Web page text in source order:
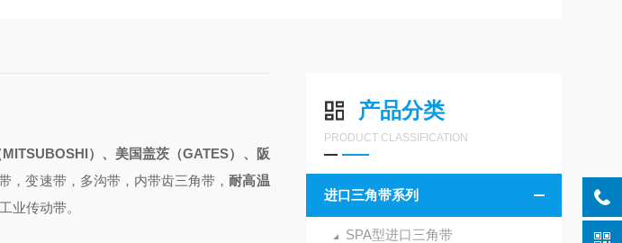
产品分类
PRODUCT CLASSIFICATION
进口三角带系列
SPA型进口三角带
MITSUBOSHI）、美国盖茨（GATES）、阪
，变速带，多沟带，内带齿三角带，耐高温
业传动带。